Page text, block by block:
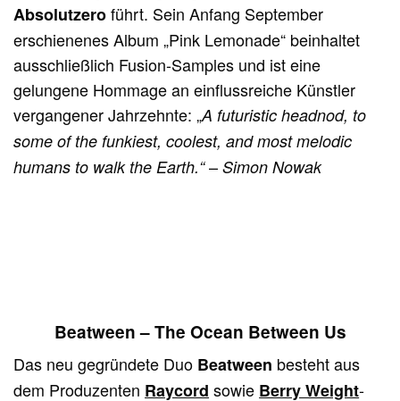
Absolutzeroführt. Sein Anfang September
erschienenes Album „Pink Lemonade“ beinhaltet
ausschließlich Fusion-Samples und ist eine
gelungene Hommage an einflussreiche Künstler
vergangener Jahrzehnte: „A futuristic headnod, to
some of the funkiest, coolest, and most melodic
humans to walk the Earth.“–Simon Nowak
Beatween – The Ocean Between Us
Das neu gegründete Duo Beatween besteht aus
dem Produzenten Raycord sowie Berry Weight-